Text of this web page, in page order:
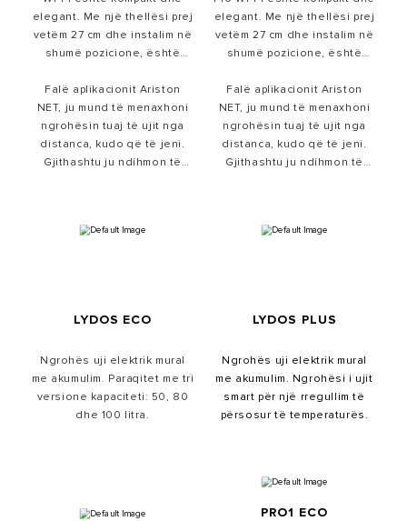
elegant. Me një thellësi prej
vetëm 27 cm dhe instalim në
shumë pozicione, është
në hapësira të ngushta.
Mbrojtja e saj e re e emaluar
kundër gëlqeres do t'ju
sjellë paqe më të madhe
mendore.
Falë aplikacionit Ariston
NET, ju mund të menaxhoni
ngrohësin tuaj të ujit nga
distanca, kudo që të jeni.
Gjithashtu ju ndihmon të
elegant. Me një thellësi prej
vetëm 27 cm dhe instalim në
shumë pozicione, është
në hapësira të ngushta.
Mbrojtja e saj e re e emaluar
kundër gëlqeres do t'ju
sjellë paqe më të madhe
mendore.
Falë aplikacionit Ariston
NET, ju mund të menaxhoni
ngrohësin tuaj të ujit nga
distanca, kudo që të jeni.
Gjithashtu ju ndihmon të
LYDOS ECO
Ngrohës uji elektrik mural
me akumulim. Paraqitet me tri
versione kapaciteti: 50, 80
dhe 100 litra.
LYDOS PLUS
Ngrohës uji elektrik mural
me akumulim. Ngrohësi i ujit
smart për një rregullim të
përsosur të temperaturës.
PRO1 ECO